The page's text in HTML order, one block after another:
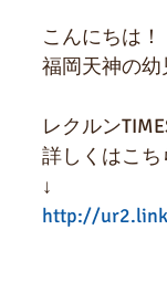
こんにちは！
福岡天神の幼
レクルン
詳しくはこち
↓
http://